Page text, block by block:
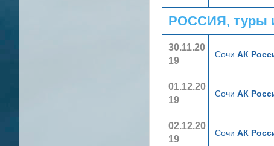
РОССИЯ, туры
30.11.20
19
Сочи АК
01.12.20
19
Сочи АК
02.12.20
19
Сочи АК